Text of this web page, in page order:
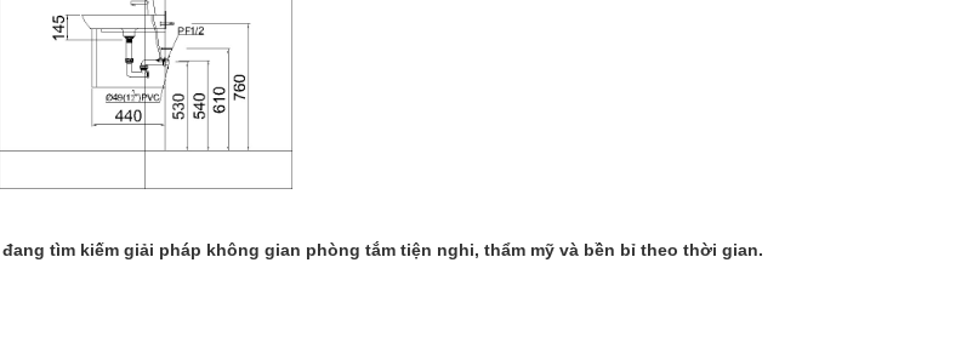
tìm kiếm giải pháp không gian phòng tắm tiện nghi, thẩm mỹ và bền bỉ theo thời gian.